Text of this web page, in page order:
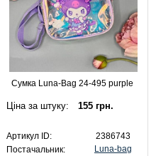
Сумка Luna-Bag 24-495 purple
Ціна за штуку: 155 грн.
Артикул ID:
2386743
Постачальник:
Luna-bag